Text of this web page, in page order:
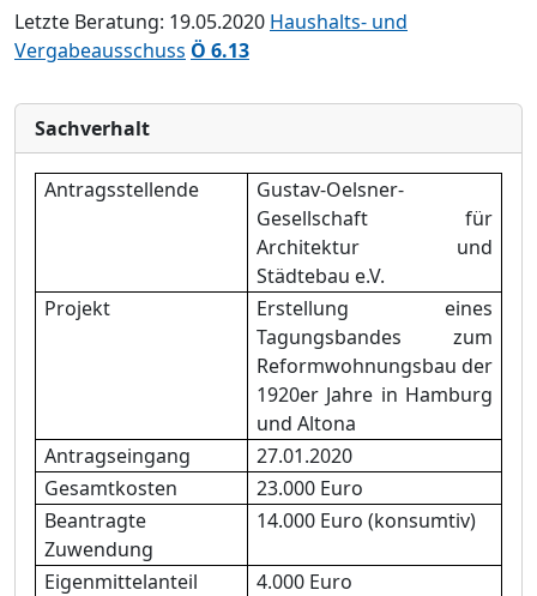
Letzte Beratung: 19.05.2020 Haushalts- und
Vergabeausschuss Ö 6.13
Sachverhalt
Antragsstellende
Gustav-Oelsner-
Gesellschaft für
Architektur und
Städtebau e.V.
Projekt
Erstellung eines
Tagungsbandes zum
Reformwohnungsbau der
1920er Jahre in Hamburg
und Altona
Antragseingang
27.01.2020
Gesamtkosten
23.000 Euro
Beantragte
Zuwendung
14.000 Euro (konsumtiv)
Eigenmittelanteil
4.000 Euro